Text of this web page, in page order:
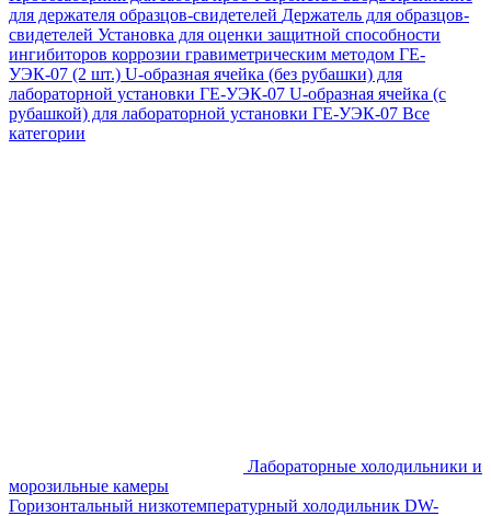
для держателя образцов-свидетелей Держатель для образцов-
свидетелей Установка для оценки защитной способности
ингибиторов коррозии гравиметрическим методом ГЕ-
УЭК-07 (2 шт.) U-образная ячейка (без рубашки) для
лабораторной установки ГЕ-УЭК-07 U-образная ячейка (с
рубашкой) для лабораторной установки ГЕ-УЭК-07 Все
категории
Лабораторные холодильники и
морозильные камеры
Горизонтальный низкотемпературный холодильник DW-